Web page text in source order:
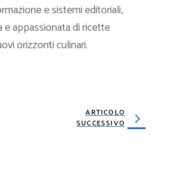
e sistemi editoriali,
appassionata di ricette
orizzonti culinari.
ARTICOLO
SUCCESSIVO